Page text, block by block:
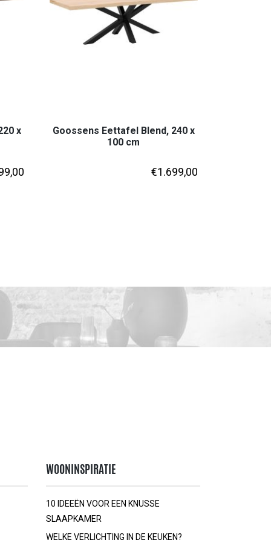
x
Goossens Eettafel Blend, 240 x
100 cm
€1.699,00
WOONINSPIRATIE
10 IDEEËN VOOR EEN KNUSSE
SLAAPKAMER
WELKE VERLICHTING IN DE KEUKEN?